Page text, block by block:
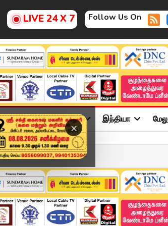
LIVE 24 X 7 Follow Us On
×
அரசியல் விளையாட்டு இந்தியா
தொக...